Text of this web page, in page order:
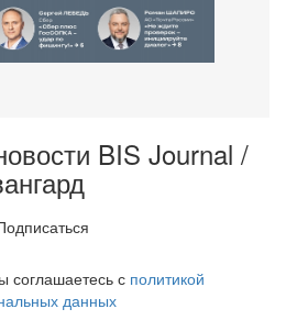
BIS Journal /
с политикой
данных